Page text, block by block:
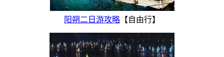
阳朔二日游攻略 【自由行】